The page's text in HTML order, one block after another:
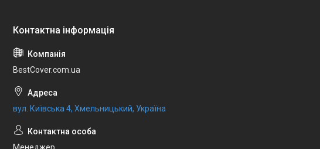
BestCover.com.ua
вул. Київська 4, Хмельницький, Україна